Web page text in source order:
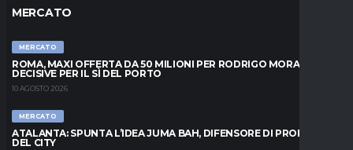
MERCATO
MERCATO
ROMA, MAXI OFFERTA DA 50 MILIONI PER RODRIGO MORA: ORE
DECISIVE PER IL SÌ DEL PORTO
10 AGOSTO 2026
MERCATO
ATALANTA: SPUNTA L’IDEA JUMA BAH, DIFENSORE DI PROPRIETÀ
DEL CITY